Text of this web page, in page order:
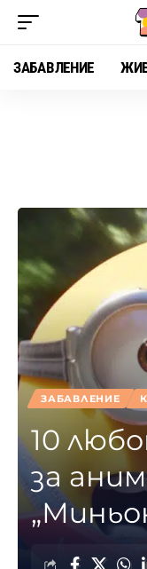
ЗАБАВЛЕНИЕ
ЗАБАВЛЕНИЕ
10
за